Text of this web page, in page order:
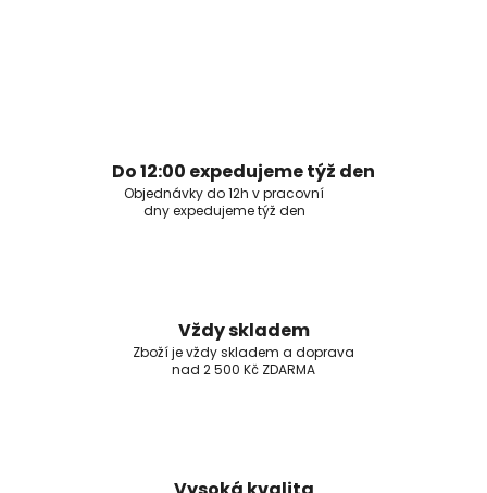
Do 12:00 expedujeme týž den
Objednávky do 12h v pracovní
dny expedujeme týž den
Vždy skladem
Zboží je vždy skladem a doprava
nad 2 500 Kč ZDARMA